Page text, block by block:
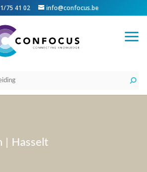
75 41 02 info@confocus.be
| Hasselt